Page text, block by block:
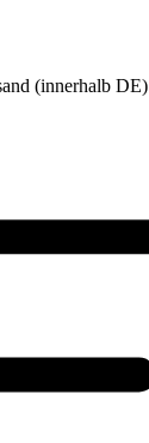
(innerhalb DE)